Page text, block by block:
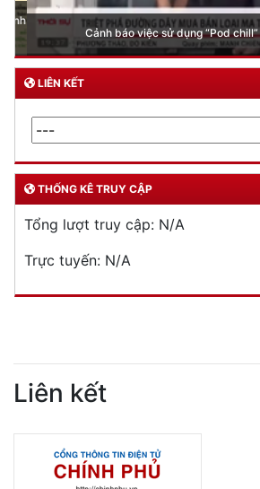
Cảnh báo việc sử dụng “Pod chill”
LIÊN KẾT
THỐNG KÊ TRUY CẬP
Tổng lượt truy cập: N/A
Trực tuyến: N/A
Liên kết